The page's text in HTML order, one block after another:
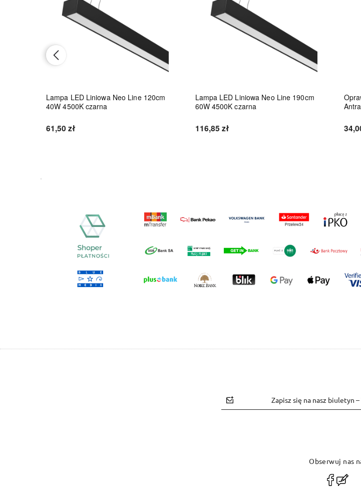
Lampa LED Liniowa Neo Line 120cm
40W 4500K czarna
61,50 zł
Lampa LED Liniowa Neo Line 190cm
60W 4500K czarna
116,85 zł
Zapisz się na nasz biuletyn
Obserwuj nas